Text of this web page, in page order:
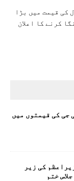
کی قیمت میں بڑا
9 روپے 66 پیسے مہنگا کرنے کا اعلان
جی کی قیمتوں میں
کی زیر
ختم